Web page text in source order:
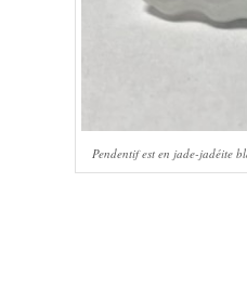
Pendentif est en jade-jadéite